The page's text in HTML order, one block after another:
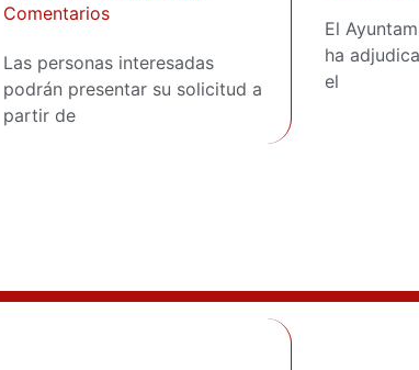
Comentarios
Las personas interesadas
podrán presentar su solicitud a
partir de
El
ha
el